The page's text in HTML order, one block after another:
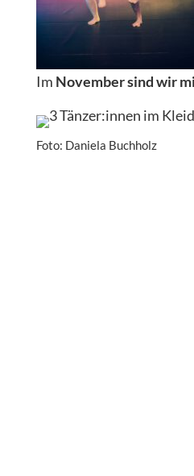
Im November sind wir
Foto: Daniela Buchholz